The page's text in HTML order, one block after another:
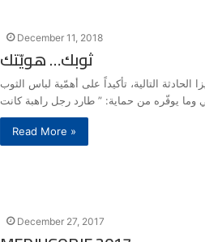
December 11, 2018
ثوبك… هويّتك
الحادثة التالية، تأكيداً على أهمّية لباس الثوب
Read More »
December 27, 2017